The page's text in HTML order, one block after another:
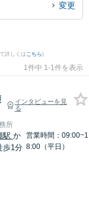
変更
詳しくは こちら)
1件中 1-1件を表示
インタビューを見
る
所
駅 か
歩1分
営業時間：09:00~1
8:00（平日）